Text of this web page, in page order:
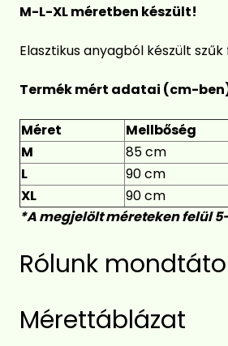
M-L-XL méretben készült!
Elasztikus anyagból készült
Termék mért adatai (cm-
Méret Mellbőség
M
85 cm
L
90 cm
XL
90 cm
*A megjelölt méreteken felül
Rólunk
Mérettáblázat